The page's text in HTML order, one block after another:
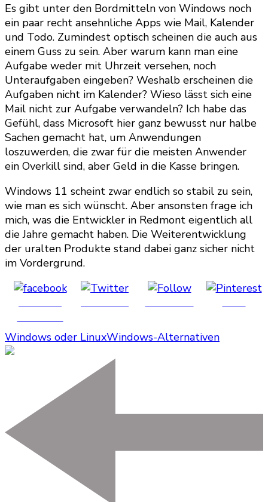
Es gibt unter den Bordmitteln von Windows noch
ein paar recht ansehnliche Apps wie Mail, Kalender
und Todo. Zumindest optisch scheinen die auch aus
einem Guss zu sein. Aber warum kann man eine
Aufgabe weder mit Uhrzeit versehen, noch
Unteraufgaben eingeben? Weshalb erscheinen die
Aufgaben nicht im Kalender? Wieso lässt sich eine
Mail nicht zur Aufgabe verwandeln? Ich habe das
Gefühl, dass Microsoft hier ganz bewusst nur halbe
Sachen gemacht hat, um Anwendungen
loszuwerden, die zwar für die meisten Anwender
ein Overkill sind, aber Geld in die Kasse bringen.
Windows 11 scheint zwar endlich so stabil zu sein,
wie man es sich wünscht. Aber ansonsten frage ich
mich, was die Entwickler in Redmont eigentlich all
die Jahre gemacht haben. Die Weiterentwicklung
der uralten Produkte stand dabei ganz sicher nicht
im Vordergrund.
Windows oder LinuxWindows-Alternativen